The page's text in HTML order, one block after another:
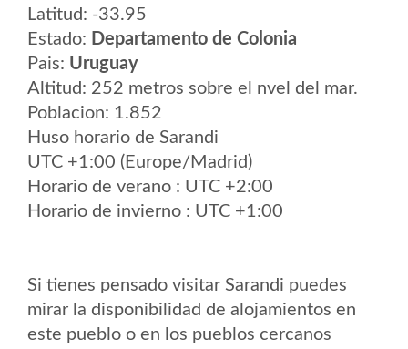
Latitud: -33.95
Estado: Departamento de Colonia
Pais: Uruguay
Altitud: 252 metros sobre el nvel del mar.
Poblacion: 1.852
Huso horario de Sarandi
UTC +1:00 (Europe/Madrid)
Horario de verano : UTC +2:00
Horario de invierno : UTC +1:00
Si tienes pensado visitar Sarandi puedes
mirar la disponibilidad de alojamientos en
este pueblo o en los pueblos cercanos